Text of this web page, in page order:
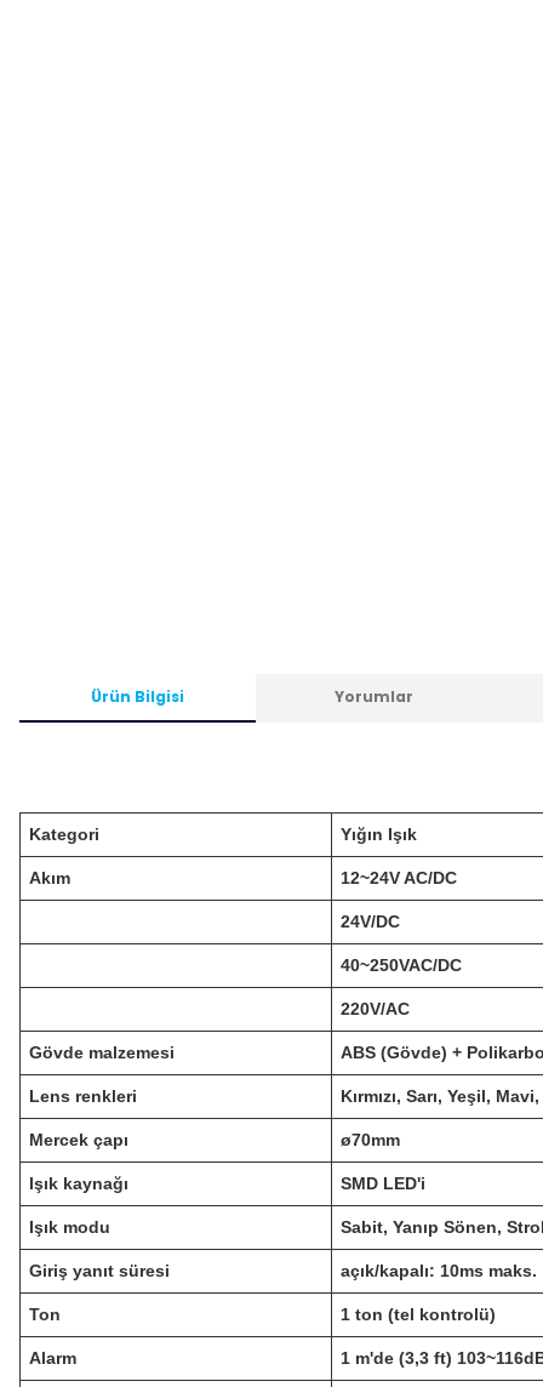
Ürün Bilgisi Yorumlar
Kategori Yığın Işık
Akım 12~24V AC/DC
24V/DC
40~250VAC/DC
220V/AC
Gövde malzemesi ABS (Gövde) +
Lens renkleri Kırmızı, Sarı, Yeşil,
Mercek çapı ø70mm
Işık kaynağı SMD LED'i
Işık modu Sabit, Yanıp Sönen,
Giriş yanıt süresi açık/kapalı: 10ms maks.
Ton 1 ton (tel kontrolü)
Alarm 1 m'de (3,3 ft)